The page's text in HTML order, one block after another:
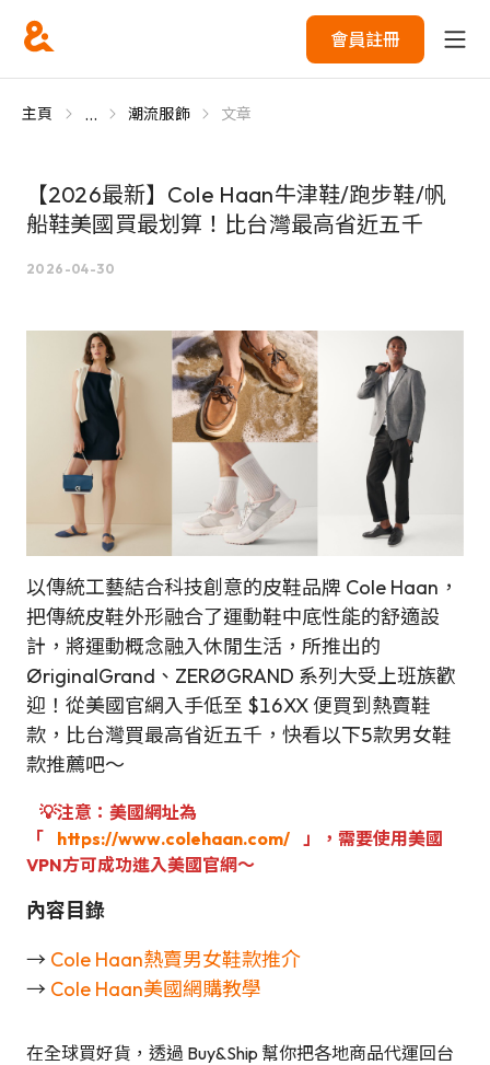
會員註冊
主頁 ... 潮流服飾 文章
【2026最新】Cole Haan牛津鞋/跑步鞋/帆
船鞋美國買最划算！比台灣最高省近五千
2026-04-30
以傳統工藝結合科技創意的皮鞋品牌 Cole Haan，
把傳統皮鞋外形融合了運動鞋中底性能的舒適設
計，將運動概念融入休閒生活，所推出的
ØriginalGrand、ZERØGRAND 系列大受上班族歡
迎！從美國官網入手低至 $16XX 便買到熱賣鞋
款，比台灣買最高省近五千，快看以下5款男女鞋
款推薦吧～
💡注意：美國網址為
「
https://www.colehaan.com/ 」，需要使用美國
VPN方可成功進入美國官網～
內容目錄
→ Cole Haan熱賣男女鞋款推介
→ Cole Haan美國網購教學
在全球買好貨，透過 Buy&Ship 幫你把各地商品代運回台